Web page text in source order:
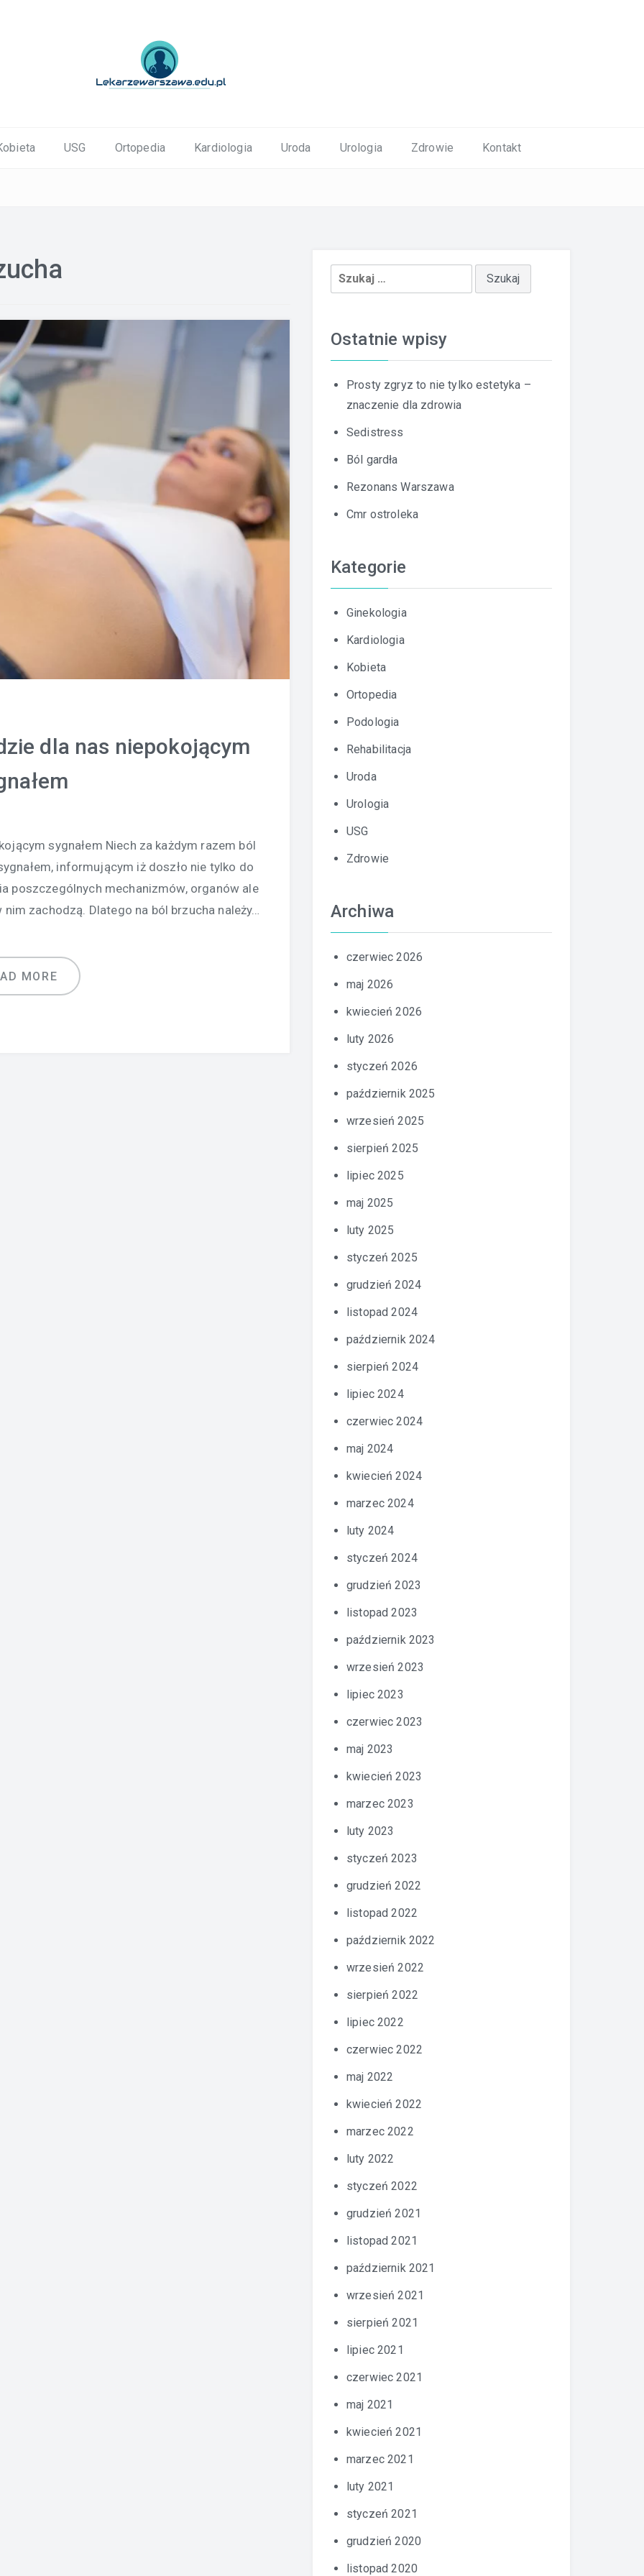
USG Ortopedia Kardiologia Uroda Urologia Zdrowie Kontakt
dla nas niepokojącym
sygnałem Niech za każdym razem ból
informującym iż doszło nie tylko do
poszczególnych mechanizmów, organów ale
zachodzą. Dlatego na ból brzucha należy…
MORE
Szukaj:
Ostatnie wpisy
Prosty zgryz to nie tylko estetyka –
znaczenie dla zdrowia
Sedistress
Ból gardła
Rezonans Warszawa
Cmr ostroleka
Kategorie
Ginekologia
Kardiologia
Kobieta
Ortopedia
Podologia
Rehabilitacja
Uroda
Urologia
USG
Zdrowie
Archiwa
czerwiec 2026
maj 2026
kwiecień 2026
luty 2026
styczeń 2026
październik 2025
wrzesień 2025
sierpień 2025
lipiec 2025
maj 2025
luty 2025
styczeń 2025
grudzień 2024
listopad 2024
październik 2024
sierpień 2024
lipiec 2024
czerwiec 2024
maj 2024
kwiecień 2024
marzec 2024
luty 2024
styczeń 2024
grudzień 2023
listopad 2023
październik 2023
wrzesień 2023
lipiec 2023
czerwiec 2023
maj 2023
kwiecień 2023
marzec 2023
luty 2023
styczeń 2023
grudzień 2022
listopad 2022
październik 2022
wrzesień 2022
sierpień 2022
lipiec 2022
czerwiec 2022
maj 2022
kwiecień 2022
marzec 2022
luty 2022
styczeń 2022
grudzień 2021
listopad 2021
październik 2021
wrzesień 2021
sierpień 2021
lipiec 2021
czerwiec 2021
maj 2021
kwiecień 2021
marzec 2021
luty 2021
styczeń 2021
grudzień 2020
listopad 2020